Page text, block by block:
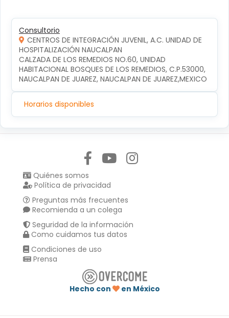
Consultorio
CENTROS DE INTEGRACIÓN JUVENIL, A.C. UNIDAD DE
HOSPITALIZACIÓN NAUCALPAN
CALZADA DE LOS REMEDIOS NO.60, UNIDAD
HABITACIONAL BOSQUES DE LOS REMEDIOS, C.P.53000,
NAUCALPAN DE JUAREZ, NAUCALPAN DE JUAREZ,MEXICO
Horarios disponibles
Quiénes somos
Política de privacidad
Preguntas más frecuentes
Recomienda a un colega
Seguridad de la información
Como cuidamos tus datos
Condiciones de uso
Prensa
Hecho con
en México